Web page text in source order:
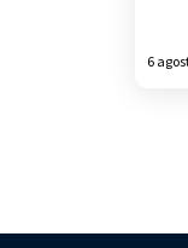
6